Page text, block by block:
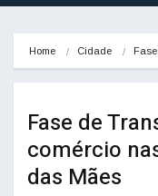
Home Cidade
Fase de
comércio
das Mães